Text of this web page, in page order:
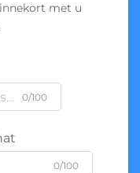
met u
0/100
0/100